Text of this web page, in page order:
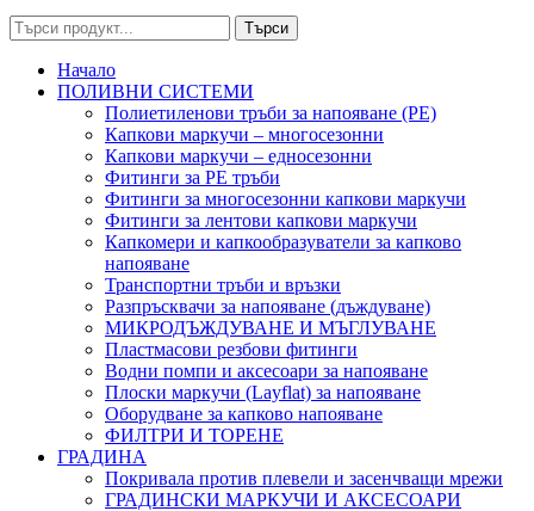
Търси
Начало
ПОЛИВНИ СИСТЕМИ
Полиетиленови тръби за напояване (PE)
Капкови маркучи – многосезонни
Капкови маркучи – едносезонни
Фитинги за PE тръби
Фитинги за многосезонни капкови маркучи
Фитинги за лентови капкови маркучи
Капкомери и капкообразуватели за капково
напояване
Транспортни тръби и връзки
Разпръсквачи за напояване (дъждуване)
МИКРОДЪЖДУВАНЕ И МЪГЛУВАНЕ
Пластмасови резбови фитинги
Водни помпи и аксесоари за напояване
Плоски маркучи (Layflat) за напояване
Оборудване за капково напояване
ФИЛТРИ И ТОРЕНЕ
ГРАДИНА
Покривала против плевели и засенчващи мрежи
ГРАДИНСКИ МАРКУЧИ И АКСЕСОАРИ